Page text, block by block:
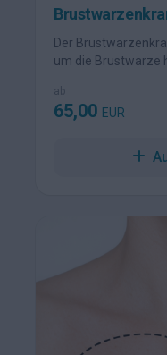
Der
um die Brustwarze
ab
65,00 EUR